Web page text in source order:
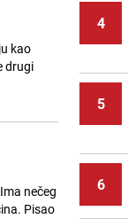
kao
drugi
nečeg
Pisao
15
4
5
6